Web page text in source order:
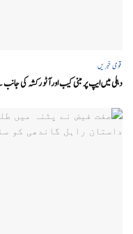
قومی خبریں
دہلی میں ایپ پر مبنی کیب اور آٹو رکشہ کی